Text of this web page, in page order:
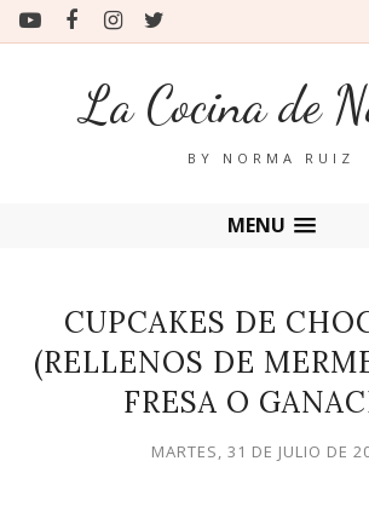
La Cocina de
BY NORMA RUIZ
MENU
CUPCAKES DE
(RELLENOS DE
FRESA O
MARTES, 31 DE JULIO DE